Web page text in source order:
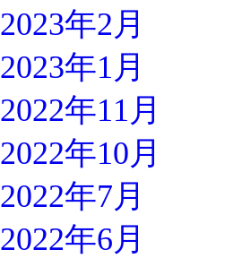
2023年2月
2023年1月
2022年11月
2022年10月
2022年7月
2022年6月